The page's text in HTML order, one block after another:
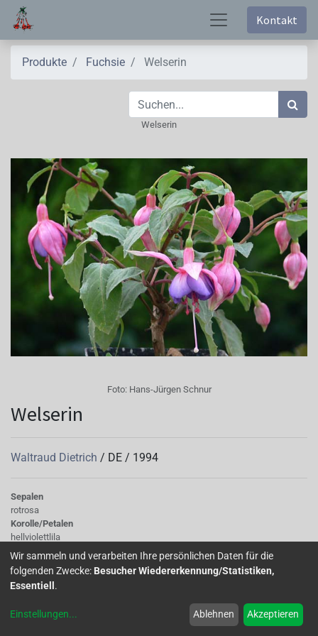
Kontakt
Produkte Fuchsie Welserin
Welserin
Foto: Hans-Jürgen Schnur
Welserin
Waltraud Dietrich / DE / 1994
Sepalen
rotrosa
Korolle/Petalen
hellviolettlila
Knospe/Blüte
gefüllt, gross
Wuchs
halb hängend
Wir sammeln und verarbeiten Ihre persönlichen Daten für die
folgenden Zwecke: Besucher Wiedererkennung/Statistiken,
Essentiell .
Einstellungen... Ablehnen Akzeptieren